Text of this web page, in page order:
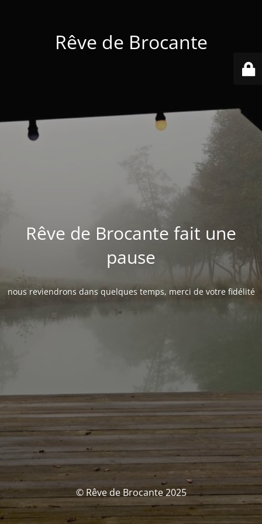
Rêve de Brocante
Rêve de Brocante fait une
pause
nous reviendrons dans quelques temps, merci de votre fidélité
© Rêve de Brocante 2025